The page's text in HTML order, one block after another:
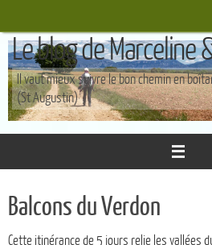
contenu
Le blog de Marceline
Il vaut mieux suivre le bon chemin en
(St Augustin)
Balcons du Verdon
Cette itinérance de 5 jours relie les vallées